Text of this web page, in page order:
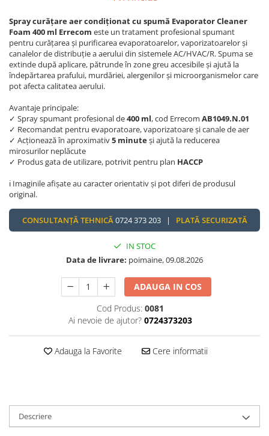
Spray curățare aer condiționat cu spumă Evaporator Cleaner
Foam 400 ml Errecom este un tratament profesional spumant
pentru curățarea și purificarea evaporatoarelor, vaporizatoarelor și
canalelor de distribuție a aerului din sistemele AC/HVAC/R. Spuma se
extinde după aplicare, pătrunde în zone greu accesibile și ajută la
îndepărtarea prafului, murdăriei, alergenilor și microorganismelor care
pot afecta calitatea aerului.
Avantaje principale:
✓ Spray spumant profesional de400 ml, cod Errecom AB1049.N.01
✓ Recomandat pentru evaporatoare, vaporizatoare și canale de aer
✓ Acționează în aproximativ5 minuteși ajută la reducerea
mirosurilor neplăcute
✓ Produs gata de utilizare, potrivit pentru plan HACCP
ℹ️ Imaginile afișate au caracter orientativ și pot diferi de produsul
original.
CONSULTANȚĂ TEHNICĂ0724 373 203 | PLATĂ SECURIZATĂ
IN STOC
Data de livrare: poimaine, 09.08.2026
ADAUGA IN COS
Cod Produs: 0081
Ai nevoie de ajutor? 0724373203
Adauga la Favorite Cere informatii
Descriere